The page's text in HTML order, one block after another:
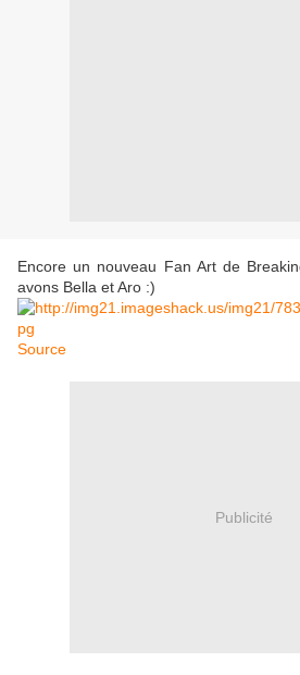
Encore un nouveau Fan Art de
avons Bella et Aro :)
Source
Publicité